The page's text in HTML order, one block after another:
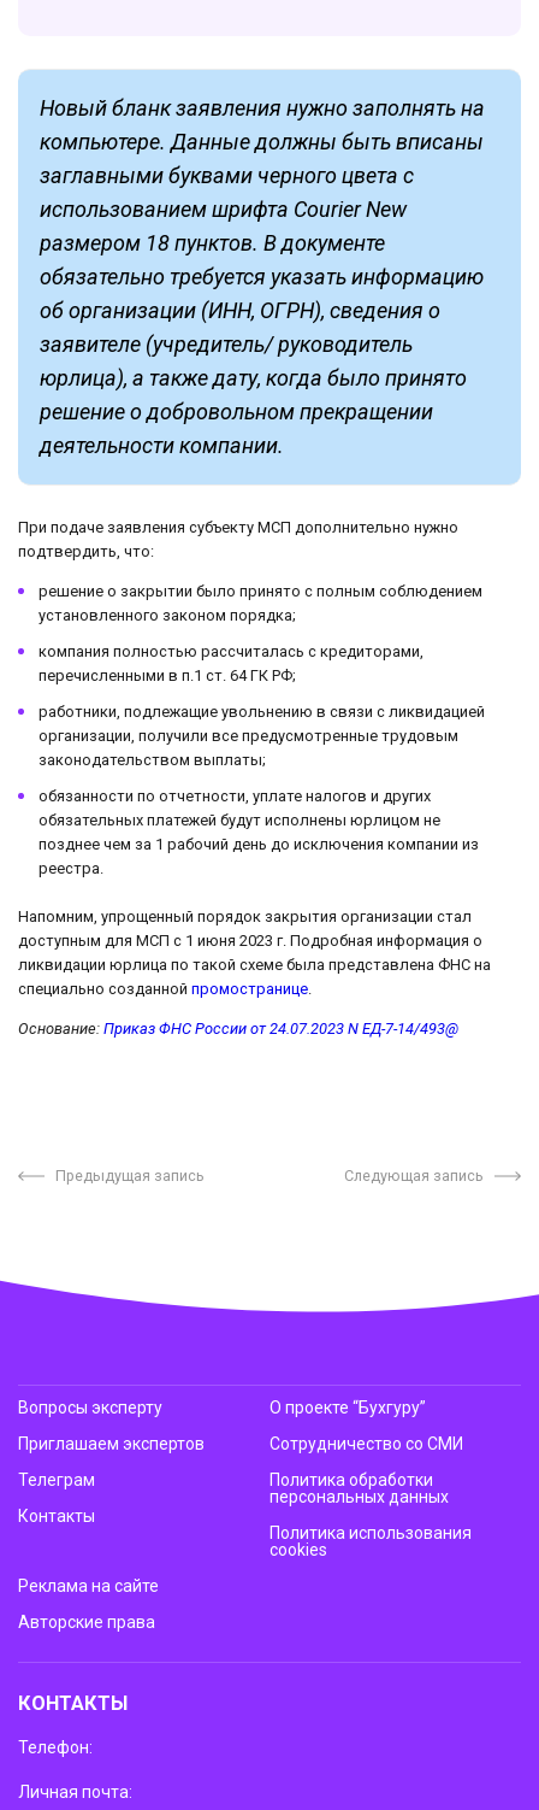
Новый бланк заявления нужно заполнять на
компьютере. Данные должны быть вписаны
заглавными буквами черного цвета с
использованием шрифта Courier New
размером 18 пунктов. В документе
обязательно требуется указать информацию
об организации (ИНН, ОГРН), сведения о
заявителе (учредитель/ руководитель
юрлица), а также дату, когда было принято
решение о добровольном прекращении
деятельности компании.
При подаче заявления субъекту МСП дополнительно нужно
подтвердить, что:
решение о закрытии было принято с полным соблюдением
установленного законом порядка;
компания полностью рассчиталась с кредиторами,
перечисленными в п.1 ст. 64 ГК РФ;
работники, подлежащие увольнению в связи с ликвидацией
организации, получили все предусмотренные трудовым
законодательством выплаты;
обязанности по отчетности, уплате налогов и других
обязательных платежей будут исполнены юрлицом не
позднее чем за 1 рабочий день до исключения компании из
реестра.
Напомним, упрощенный порядок закрытия организации стал
доступным для МСП с 1 июня 2023 г. Подробная информация о
ликвидации юрлица по такой схеме была представлена ФНС на
специально созданной промостранице.
Основание: Приказ ФНС России от 24.07.2023 N ЕД-7-14/493@
Предыдущая запись Следующая запись
Вопросы эксперту
Приглашаем экспертов
Телеграм
Контакты
О проекте “Бухгуру”
Сотрудничество со СМИ
Политика обработки
персональных данных
Политика использования
cookies
Реклама на сайте
Авторские права
КОНТАКТЫ
Телефон:
Личная почта: